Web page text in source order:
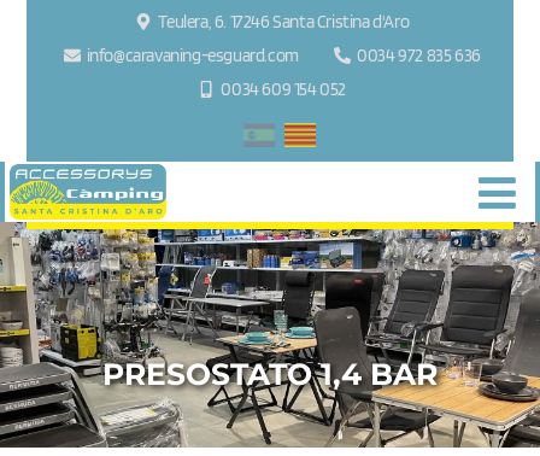
Teulera, 6. 17246 Santa Cristina d'Aro
info@caravaning-esguard.com
0034 972 835 636
0034 609 154 052
PRESOSTATO 1,4 BAR